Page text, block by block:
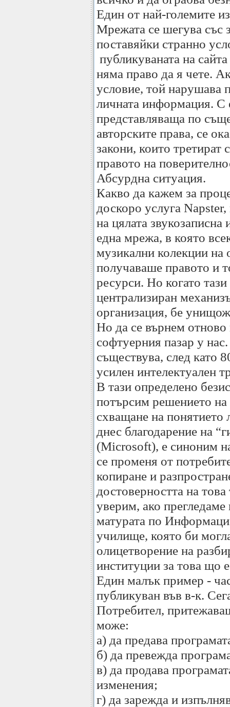
Един от най-големите
Мрежата се шегува със
поставяйки странно
публикуваната на
няма право да я чете.
условие, той нарушава
личната информация.
представляваща по
авторските права, се
закони, които третират
правото на
Абсурдна ситуация.
Какво да кажем за
доскоро услуга
на цялата
една мрежа, в която
музикални колекции на
получаваше правото и
ресурси. Но когато
централизиран
организация, бе
Но да се върнем отново
софтуерния пазар у
съществува, след като
усилен интелектуален
В тази определено
потърсим решението на
схващане на понятието
днес благодарение на
(Microsoft), е синоним
се променя от
копиране и
достоверността на
уверим, ако прегледаме
матурата по
училище, която би
олицетворение на
институции за това що
Един малък пример -
публикуван във в-к.
Потребител,
може:
а) да предава
б) да превежда
в) да продава
изменения;
г) да зарежда и